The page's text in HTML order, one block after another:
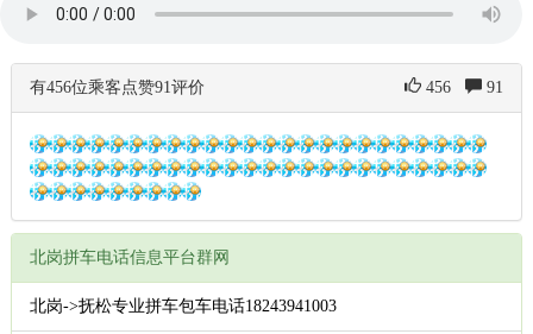
有456位乘客点赞91评价 456 91
北岗拼车电话信息平台群网
北岗->抚松专业拼车包车电话18243941003